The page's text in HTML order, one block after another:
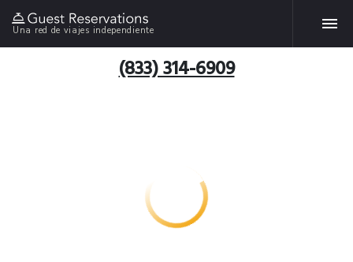
Una red de viajes independiente
(833) 314-6909